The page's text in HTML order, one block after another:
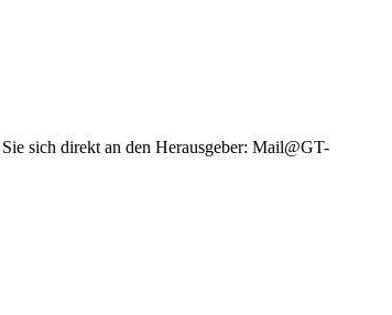
sich direkt an den Herausgeber: Mail@GT-